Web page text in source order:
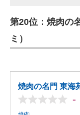
第20位：焼肉の
ミ）
焼肉の名門 東海
-